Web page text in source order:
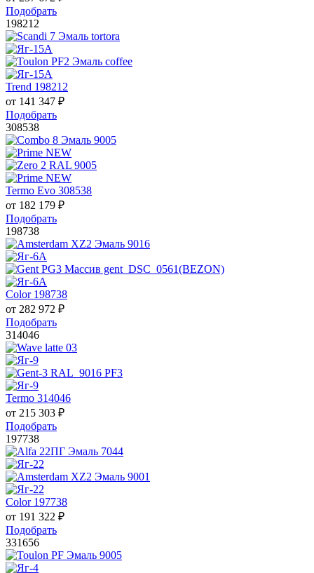
Подобрать
198212
Trend 198212
от 141 347 ₽
Подобрать
308538
Termo Evo 308538
от 182 179 ₽
Подобрать
198738
Color 198738
от 282 972 ₽
Подобрать
314046
Termo 314046
от 215 303 ₽
Подобрать
197738
Color 197738
от 191 322 ₽
Подобрать
331656